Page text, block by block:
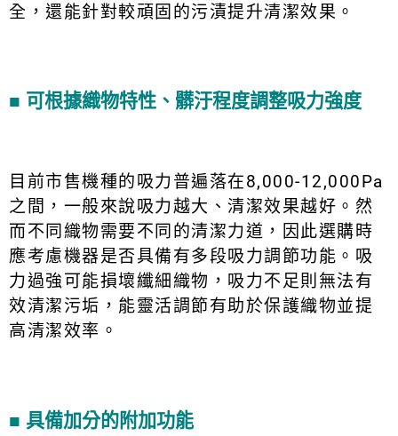
全，還能針對較頑固的污漬提升清潔效果。
■ 可根據織物特性、髒汙程度調整吸力強度
目前市售機種的吸力普遍落在8,000-12,000Pa
之間，一般來說吸力越大、清潔效果越好。然
而不同織物需要不同的清潔力道，因此選購時
應考慮機器是否具備有多段吸力調節功能。吸
力過強可能損壞纖細織物，吸力不足則無法有
效清潔污垢，能靈活調節有助於保護織物並提
高清潔效率。
■ 具備加分的附加功能